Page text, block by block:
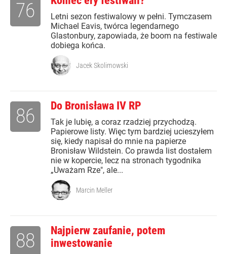
Letni sezon festiwalowy w pełni. Tymczasem
Michael Eavis, twórca legendarnego
Glastonbury, zapowiada, że boom na festiwale
dobiega końca.
76
Jacek Skolimowski
Do Bronisława IV RP
Tak je lubię, a coraz rzadziej przychodzą.
Papierowe listy. Więc tym bardziej ucieszyłem
się, kiedy napisał do mnie na papierze
Bronisław Wildstein. Co prawda list dostałem
nie w kopercie, lecz na stronach tygodnika
„Uważam Rze", ale...
86
Marcin Meller
Najpierw zaufanie, potem
inwestowanie
88